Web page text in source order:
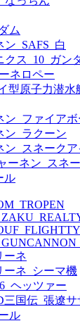
ム
_SAFS_白
ス_10_ガン
ネロペー
型原子力潜
ン_ファイアボ
ン_ラクーン
ン_スネーク
ーネン_スネ
ル
ーネ
ーネ_シーマ機
ヘッツァー
国伝_張遼サ
ル